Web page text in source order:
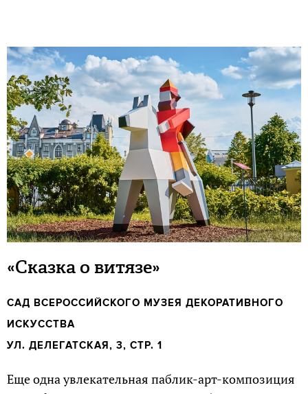
«Сказка о витязе»
САД ВСЕРОССИЙСКОГО МУЗЕЯ ДЕКОРАТИВНОГО
ИСКУССТВА
УЛ. ДЕЛЕГАТСКАЯ, 3, СТР. 1
Еще одна увлекательная паблик-арт-композиция